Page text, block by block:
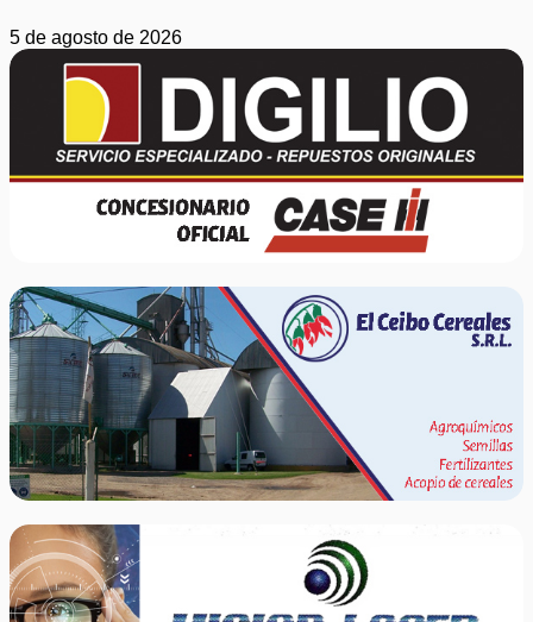
5 de agosto de 2026